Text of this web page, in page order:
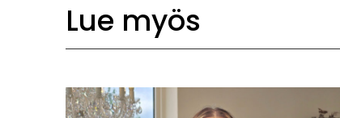
Lue myös